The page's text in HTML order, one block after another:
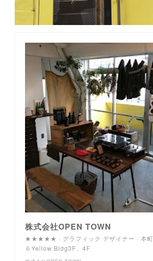
株式会社OPEN TOWN
★★★★★ · グラフィック デザイナー · 本町
６Yellow Bldg3F、4F